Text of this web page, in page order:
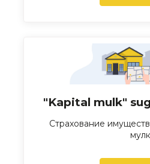
"Kapital mulk"
Страхование